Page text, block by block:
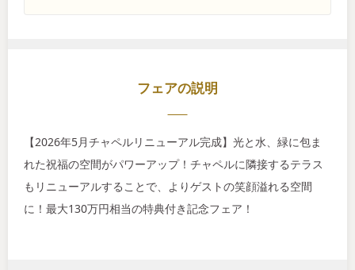
フェアの説明
【2026年5月チャペルリニューアル完成】光と水、緑に包ま
れた祝福の空間がパワーアップ！チャペルに隣接するテラス
もリニューアルすることで、よりゲストの笑顔溢れる空間
に！最大130万円相当の特典付き記念フェア！